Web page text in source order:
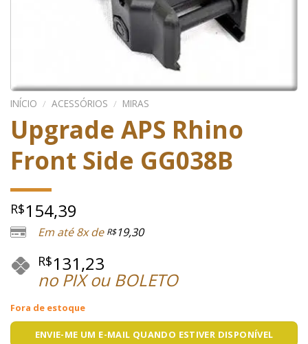
INÍCIO / ACESSÓRIOS / MIRAS
Upgrade APS Rhino
Front Side GG038B
R$154,39
Em até 8x de R$19,30
R$131,23
no PIX ou BOLETO
Fora de estoque
ENVIE-ME UM E-MAIL QUANDO ESTIVER DISPONÍVEL